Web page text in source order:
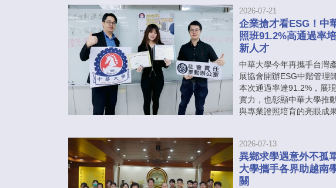
2026-07-21
企業搶才看ESG！中
照班91.2%高通過率
新人才
中華大學今年再攜手台灣
展協會開辦ESG中階管理
本次通過率達91.2%，展
實力，也彰顯中華大學推
與專業證照培育的亮眼成果
2026-07-13
異鄉求學遇意外不孤
大學攜手各界助越南
關